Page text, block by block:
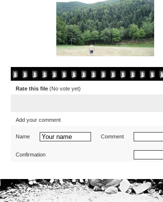
Rate this file (No vote yet)
Add your comment
Name Comment
Confirmation